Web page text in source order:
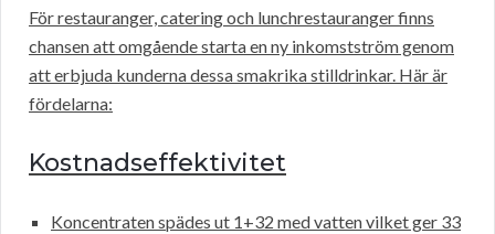
För restauranger, catering och lunchrestauranger finns
chansen att omgående starta en ny inkomstström genom
att erbjuda kunderna dessa smakrika stilldrinkar. Här är
fördelarna:
Kostnadseffektivitet
Koncentraten spädes ut 1+32 med vatten vilket ger 33